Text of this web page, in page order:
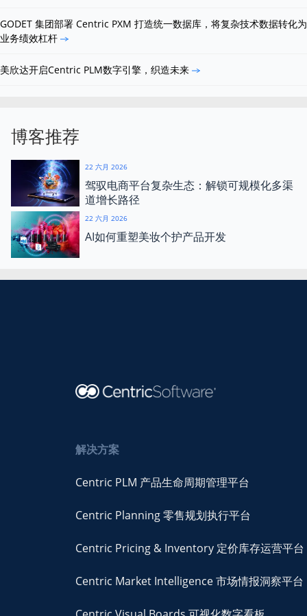
GODET 集团部署 Centric PXM 打造统一数据库，将复杂技术数据转化为
业务绩效杠杆
美欣达开启Centric PLM数字引擎，织造未来
博客推荐
22 六月 2026
驾驭电商平台复杂生态：解锁可规模化多渠
道增长路径
22 六月 2026
AI如何重塑美妆个护产品开发
解决方案
Centric PLM 产品生命周期管理平台
Centric Planning 零售规划执行平台
Centric Pricing & Inventory 定价库存运营平台
Centric Market Intelligence 市场情报洞察平台